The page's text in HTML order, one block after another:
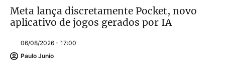
Meta lança discretamente Pocket, novo
aplicativo de jogos gerados por IA
06/08/2026 - 17:00
Paulo Junio